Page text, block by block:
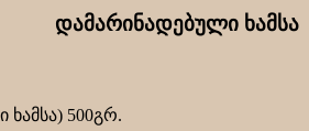
დამარინადებული ხამსა
ხამსა) 500გრ.